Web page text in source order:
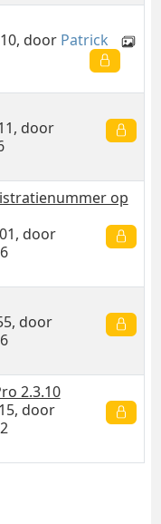
door Patrick
door
op
door
door
2.3.10
door